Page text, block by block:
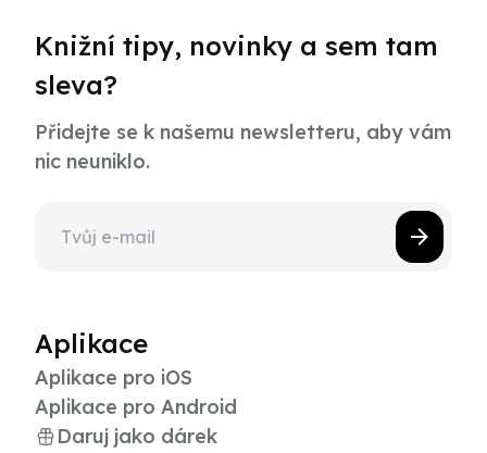
Knižní tipy, novinky a sem tam
sleva?
Přidejte se k našemu newsletteru, aby vám
nic neuniklo.
Aplikace
Aplikace pro iOS
Aplikace pro Android
Daruj jako dárek